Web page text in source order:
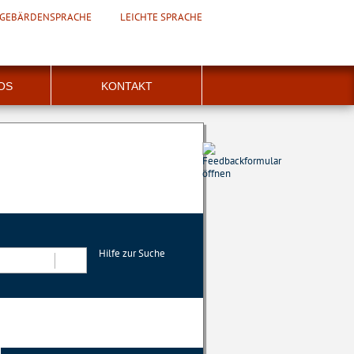
GEBÄRDENSPRACHE LEICHTE SPRACHE
KONTAKT
Hilfe zur Suche